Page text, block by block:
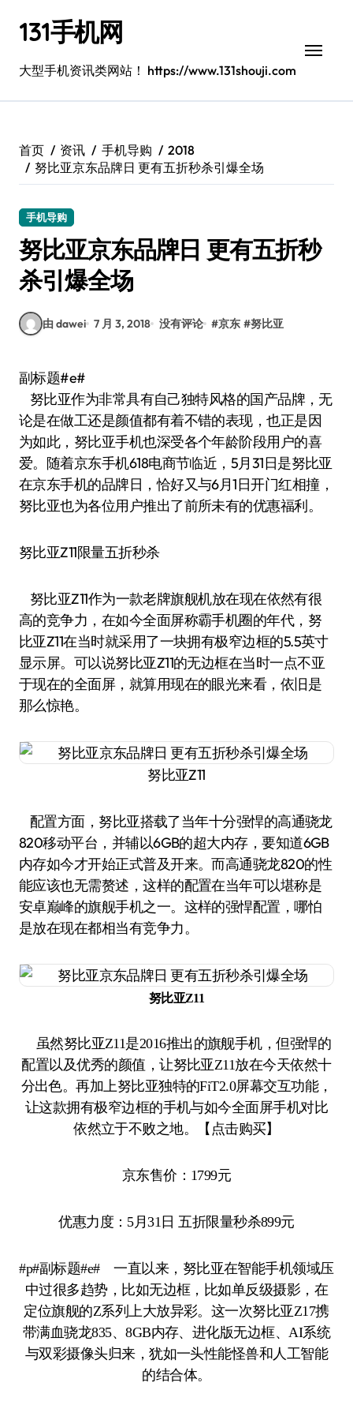
131手机网
大型手机资讯类网站！ https://www.131shouji.com
首页 资讯 手机导购
2018
努比亚京东品牌日 更有五折秒杀引爆全场
手机导购
努比亚京东品牌日 更有五折秒
杀引爆全场
由 dawei 7 月 3, 2018 没有评论 #京东 #努比亚
副标题#e#
努比亚作为非常具有自己独特风格的国产品牌，无
论是在做工还是颜值都有着不错的表现，也正是因
为如此，努比亚手机也深受各个年龄阶段用户的喜
爱。随着京东手机618电商节临近，5月31日是努比亚
在京东手机的品牌日，恰好又与6月1日开门红相撞，
努比亚也为各位用户推出了前所未有的优惠福利。
努比亚Z11限量五折秒杀
努比亚Z11作为一款老牌旗舰机放在现在依然有很
高的竞争力，在如今全面屏称霸手机圈的年代，努
比亚Z11在当时就采用了一块拥有极窄边框的5.5英寸
显示屏。可以说努比亚Z11的无边框在当时一点不亚
于现在的全面屏，就算用现在的眼光来看，依旧是
那么惊艳。
努比亚Z11
配置方面，努比亚搭载了当年十分强悍的高通骁龙
820移动平台，并辅以6GB的超大内存，要知道6GB
内存如今才开始正式普及开来。而高通骁龙820的性
能应该也无需赘述，这样的配置在当年可以堪称是
安卓巅峰的旗舰手机之一。这样的强悍配置，哪怕
是放在现在都相当有竞争力。
努比亚Z11
虽然努比亚Z11是2016推出的旗舰手机，但强悍的
配置以及优秀的颜值，让努比亚Z11放在今天依然十
分出色。再加上努比亚独特的FiT2.0屏幕交互功能，
让这款拥有极窄边框的手机与如今全面屏手机对比
依然立于不败之地。【点击购买】
京东售价：1799元
优惠力度：5月31日 五折限量秒杀899元
#p#副标题#e# 一直以来，努比亚在智能手机领域压
中过很多趋势，比如无边框，比如单反级摄影，在
定位旗舰的Z系列上大放异彩。这一次努比亚Z17携
带满血骁龙835、8GB内存、进化版无边框、AI系统
与双彩摄像头归来，犹如一头性能怪兽和人工智能
的结合体。